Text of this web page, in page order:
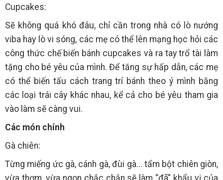
Cupcakes:
Sẽ không quá khó đâu, chỉ cần trong nhà có lò nướng
viba hay lò vi sóng, các mẹ có thể lên mạng học hỏi các
công thức chế biến bánh cupcakes và ra tay trổ tài làm
tặng cho bé yêu của mình. Để tăng sự hấp dẫn, các mẹ
có thể biến tấu cách trang trí bánh theo ý mình bằng
các loại trái cây khác nhau, kể cả cho bé yêu tham gia
vào làm sẽ càng vui.
Các món chính
Gà chiên:
Từng miếng ức gà, cánh gà, đùi gà... tẩm bột chiên giòn,